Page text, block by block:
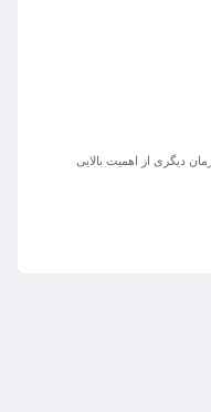
دیگری از اهمیت بالایی